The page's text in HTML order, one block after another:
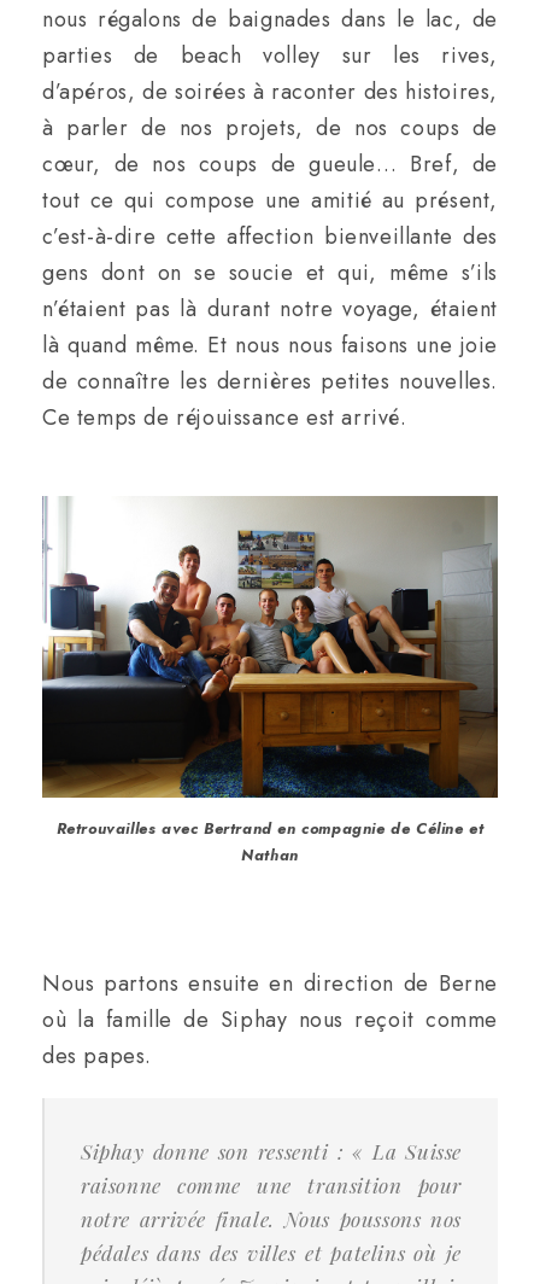
nous régalons de baignades dans le lac, de
parties de beach volley sur les rives,
d’apéros, de soirées à raconter des histoires,
à parler de nos projets, de nos coups de
cœur, de nos coups de gueule… Bref, de
tout ce qui compose une amitié au présent,
c’est-à-dire cette affection bienveillante des
gens dont on se soucie et qui, même s’ils
n’étaient pas là durant notre voyage, étaient
là quand même. Et nous nous faisons une joie
de connaître les dernières petites nouvelles.
Ce temps de réjouissance est arrivé.
Retrouvailles avec Bertrand en compagnie de Céline et
Nathan
Nous partons ensuite en direction de Berne
où la famille de Siphay nous reçoit comme
des papes.
Siphay donne son ressenti : « La Suisse
raisonne comme une transition pour
notre arrivée finale. Nous poussons nos
pédales dans des villes et patelins où je